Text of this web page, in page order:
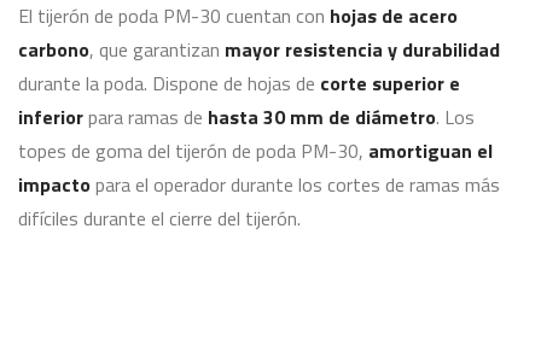
El tijerón de poda PM-30 cuentan con hojas de acero
carbono, que garantizan mayor resistencia y durabilidad
durante la poda. Dispone de hojas de corte superior e
inferiorpara ramas de hasta 30 mm de diámetro. Los
topes de goma del tijerón de poda PM-30, amortiguan el
impactopara el operador durante los cortes de ramas más
difíciles durante el cierre del tijerón.